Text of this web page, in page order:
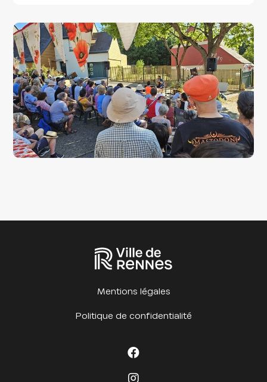
Mentions légales
Politique de confidentialité
Facebook Cet été à
Instagram Cet été à